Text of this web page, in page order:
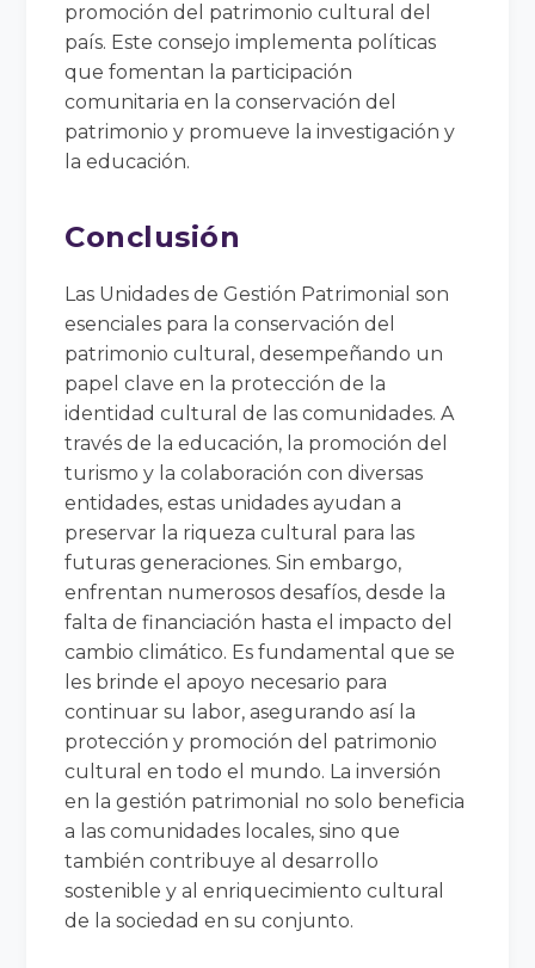
promoción del patrimonio cultural del
país. Este consejo implementa políticas
que fomentan la participación
comunitaria en la conservación del
patrimonio y promueve la investigación y
la educación.
Conclusión
Las Unidades de Gestión Patrimonial son
esenciales para la conservación del
patrimonio cultural, desempeñando un
papel clave en la protección de la
identidad cultural de las comunidades. A
través de la educación, la promoción del
turismo y la colaboración con diversas
entidades, estas unidades ayudan a
preservar la riqueza cultural para las
futuras generaciones. Sin embargo,
enfrentan numerosos desafíos, desde la
falta de financiación hasta el impacto del
cambio climático. Es fundamental que se
les brinde el apoyo necesario para
continuar su labor, asegurando así la
protección y promoción del patrimonio
cultural en todo el mundo. La inversión
en la gestión patrimonial no solo beneficia
a las comunidades locales, sino que
también contribuye al desarrollo
sostenible y al enriquecimiento cultural
de la sociedad en su conjunto.